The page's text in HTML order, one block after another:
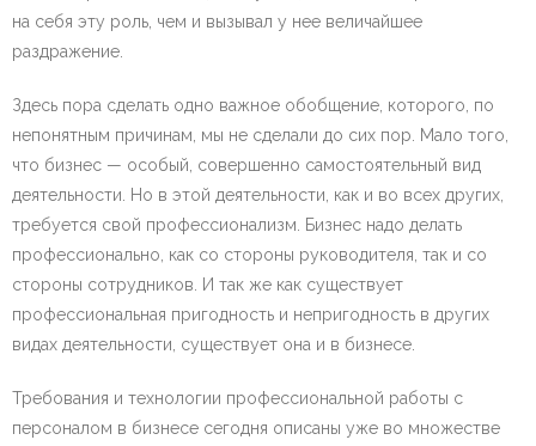
на себя эту роль, чем и вызывал у нее величайшее
раздражение.
Здесь пора сделать одно важное обобщение, которого, по
непонятным причинам, мы не сделали до сих пор. Мало того,
что бизнес — особый, совершенно самостоятельный вид
деятельности. Но в этой деятельности, как и во всех других,
требуется свой профессионализм. Бизнес надо делать
профессионально, как со стороны руководителя, так и со
стороны сотрудников. И так же как существует
профессиональная пригодность и непригодность в других
видах деятельности, существует она и в бизнесе.
Требования и технологии профессиональной работы с
персоналом в бизнесе сегодня описаны уже во множестве